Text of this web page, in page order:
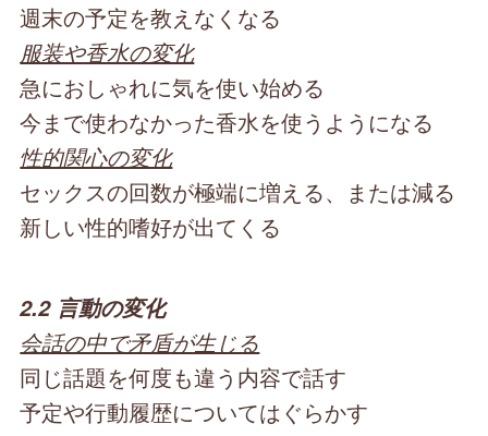
週末の予定を教えなくなる
服装や香水の変化
急におしゃれに気を使い始める
今まで使わなかった香水を使うようになる
性的関心の変化
セックスの回数が極端に増える、または減る
新しい性的嗜好が出てくる
2.2 言動の変化
会話の中で矛盾が生じる
同じ話題を何度も違う内容で話す
予定や行動履歴についてはぐらかす